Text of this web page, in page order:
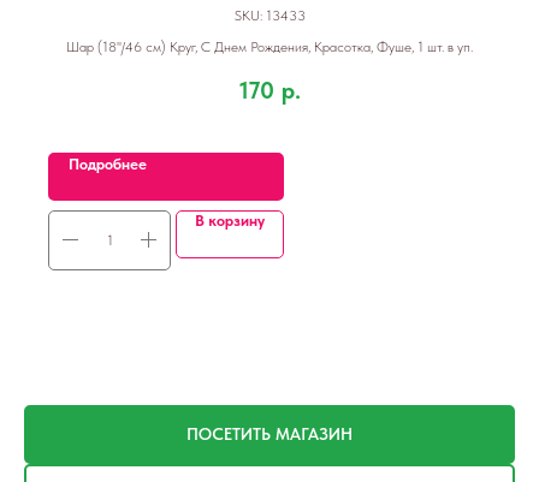
SKU: 13433
Шар (18''/46 см) Круг, С Днем Рождения, Красотка, Фуше, 1 шт. в уп.
170 р.
Подробнее
В корзину
ПОСЕТИТЬ МАГАЗИН